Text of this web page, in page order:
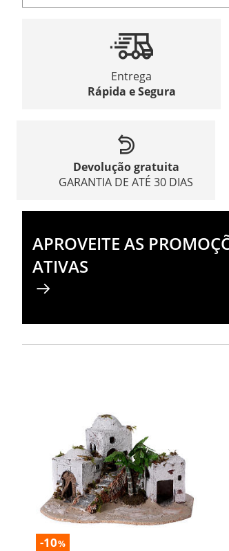
Entrega
Rápida e Segura
Devolução gratuita
GARANTIA DE ATÉ 30 DIAS
APROVEITE AS
ATIVAS
-10%